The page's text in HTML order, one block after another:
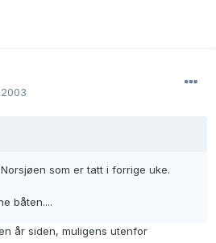
som er tatt i forrige uke.
båten....
år siden, muligens utenfor